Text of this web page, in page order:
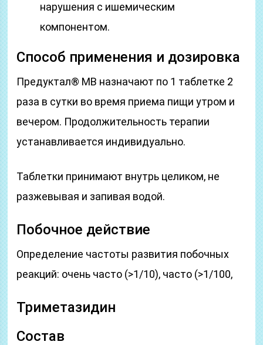
нарушения с ишемическим
компонентом.
Способ применения и дозировка
Предуктал® МВ назначают по 1 таблетке 2
раза в сутки во время приема пищи утром и
вечером. Продолжительность терапии
устанавливается индивидуально.
Таблетки принимают внутрь целиком, не
разжевывая и запивая водой.
Побочное действие
Определение частоты развития побочных
реакций: очень часто (>1/10), часто (>1/100,
Триметазидин
Состав